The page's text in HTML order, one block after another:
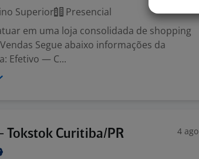
Superior
Presencial
em uma loja consolidada de shopping
Segue abaixo informações da
Efetivo — C...
Tokstok Curitiba/PR 4 ago